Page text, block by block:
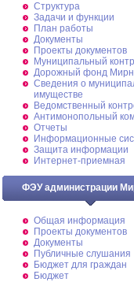
Структура
Задачи и функции
План работы
Документы
Проекты документов
Муниципальный
Дорожный фонд
Cведения о
имуществе
Ведомственный
Антимонопольный
Отчеты
Информационные
Защита информации
Интернет-приемная
ФЭУ администрации
Общая информация
Проекты документов
Документы
Публичные слушания
Бюджет для граждан
Бюджет